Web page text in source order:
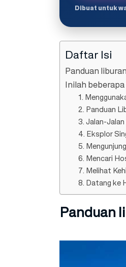
Dibuat untuk
Daftar Isi
Panduan
Inilah
1.
2. Panduan
3. Jalan-
4. Eksplor
5.
6. Mencari
7. Melihat
8. Datang ke
Panduan